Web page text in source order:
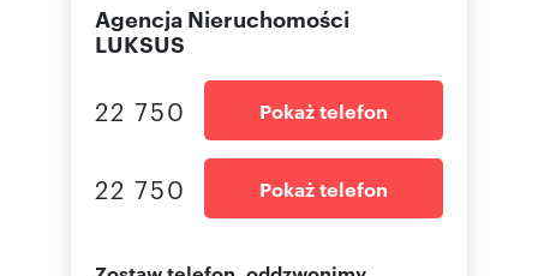
Agencja Nieruchomości
LUKSUS
22 750 Pokaż telefon
22 750 Pokaż telefon